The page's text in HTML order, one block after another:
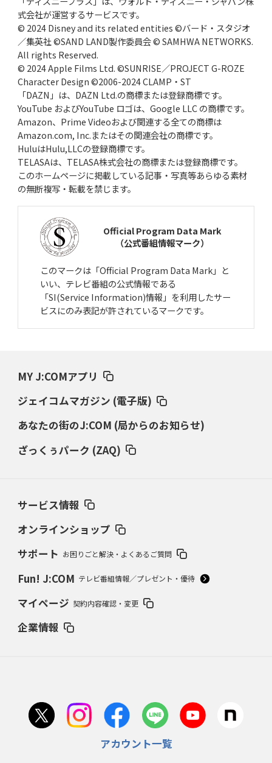
式会社が運営するサービスです。
© 2024 Disney and its related entities ©バード・スタジオ
／集英社 ©SAND LAND製作委員会 © SAMHWA NETWORKS.
All rights Reserved.
© 2024 Apple Films Ltd. ©SUNRISE／PROJECT G-ROZE
Character Design ©2006-2024 CLAMP・ST
「DAZN」は、DAZN Ltd.の商標または登録商標です。
YouTube およびYouTube ロゴは、Google LLC の商標です。
Amazon、Prime Videoおよび関連する全ての商標は
Amazon.com, Inc.またはその関連会社の商標です。
HuluはHulu,LLCの登録商標です。
TELASAは、TELASA株式会社の商標または登録商標です。
このホームページに掲載している記事・写真等あらゆる素材
の無断複写・転載を禁じます。
Official Program Data Mark
（公式番組情報マーク）
このマークは「Official Program Data Mark」と
いい、テレビ番組の公式情報である
「SI(Service Information)情報」を利用したサー
ビスにのみ表記が許されているマークです。
MY J:COMアプリ
ジェイコムマガジン (電子版)
あなたの街のJ:COM (局からのお知らせ)
ざっくぅパーク (ZAQ)
サービス情報
オンラインショップ
サポート お困りごと解決・よくあるご質問
Fun! J:COM テレビ番組情報／プレゼント・優待
マイページ 契約内容確認・変更
企業情報
アカウント一覧